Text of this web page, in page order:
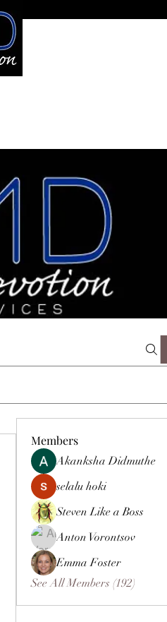
Members
Akanksha Didmuthe
selalu hoki
Steven Like a Boss
Anton Vorontsov
Emma Foster
See All Members (192)